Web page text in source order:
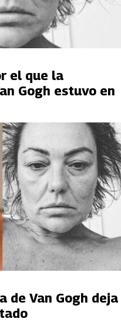
el que la
Gogh estuvo en
de Van Gogh deja